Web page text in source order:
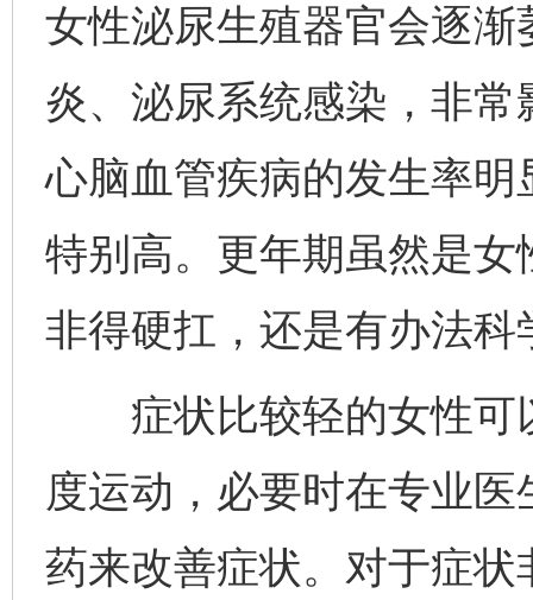
女性泌尿生殖器官会逐
炎、泌尿系统感染，非
心脑血管疾病的发生率
特别高。更年期虽然是
非得硬扛，还是有办法科
症状比较轻的女性可
度运动，必要时在专业
药来改善症状。对于症